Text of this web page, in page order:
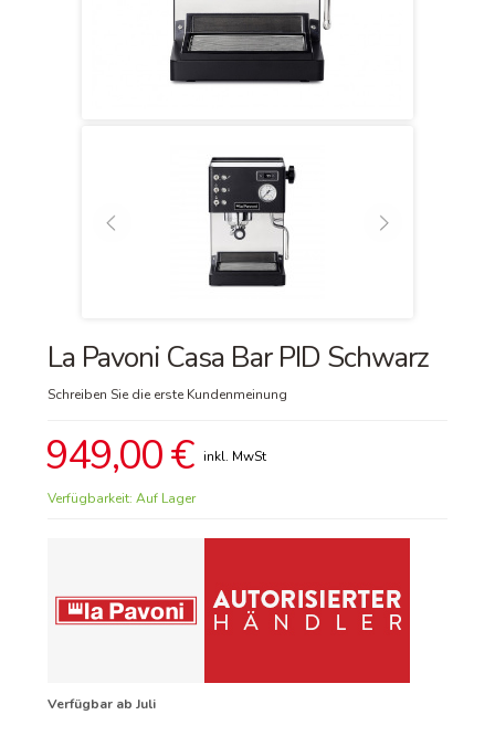
La Pavoni Casa Bar PID Schwarz
Schreiben Sie die erste Kundenmeinung
949,00 €
Verfügbarkeit: Auf Lager
Verfügbar ab Juli